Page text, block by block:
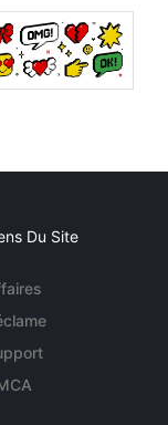
Du Site